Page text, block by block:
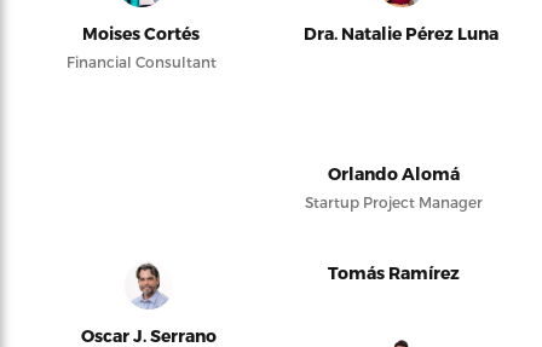
Moises Cortés
Financial Consultant
Dra. Natalie Pérez Luna
Orlando Alomá
Startup Project Manager
Oscar J. Serrano
Tomás Ramírez